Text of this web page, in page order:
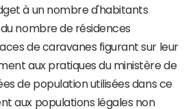
à un nombre d'habitants
nombre de résidences
de caravanes figurant sur leur
aux pratiques du ministère de
de population utilisées dans ce
aux populations légales non